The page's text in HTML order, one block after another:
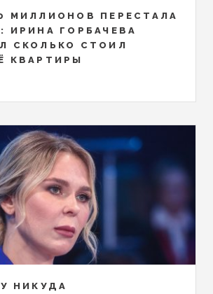
МИЛЛИОНОВ ПЕРЕСТАЛА
ИРИНА ГОРБАЧЕВА
СКОЛЬКО СТОИЛ
КВАРТИРЫ
НИКУДА